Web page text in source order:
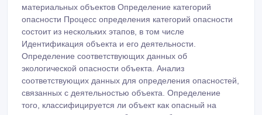
материальных объектов Определение категорий
опасности Процесс определения категорий опасности
состоит из нескольких этапов, в том числе
Идентификация объекта и его деятельности.
Определение соответствующих данных об
экологической опасности объекта. Анализ
соответствующих данных для определения опасностей,
связанных с деятельностью объекта. Определение
того, классифицируется ли объект как опасный на